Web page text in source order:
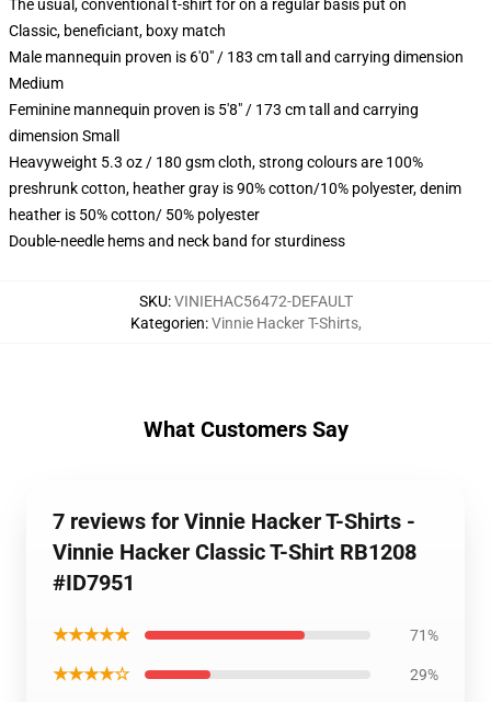
The usual, conventional t-shirt for on a regular basis put on
Classic, beneficiant, boxy match
Male mannequin proven is 6'0" / 183 cm tall and carrying dimension
Medium
Feminine mannequin proven is 5'8" / 173 cm tall and carrying
dimension Small
Heavyweight 5.3 oz / 180 gsm cloth, strong colours are 100%
preshrunk cotton, heather gray is 90% cotton/10% polyester, denim
heather is 50% cotton/ 50% polyester
Double-needle hems and neck band for sturdiness
SKU:VINIEHAC56472-DEFAULT
Kategorien:Vinnie Hacker T-Shirts,
What Customers Say
7 reviews for Vinnie Hacker T-Shirts -
Vinnie Hacker Classic T-Shirt RB1208
#ID7951
★★★★★ 71%
★★★★☆ 29%